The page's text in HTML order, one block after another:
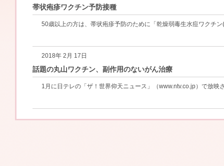
帯状疱疹ワクチン予防接種
50歳以上の方は、帯状疱疹予防のために「乾燥弱毒生水痘ワクチ
2018年 2月 17日
話題の丸山ワクチン、副作用のないがん治療
1月に日テレの「ザ！世界仰天ニュース」（www.ntv.co.jp）で放映